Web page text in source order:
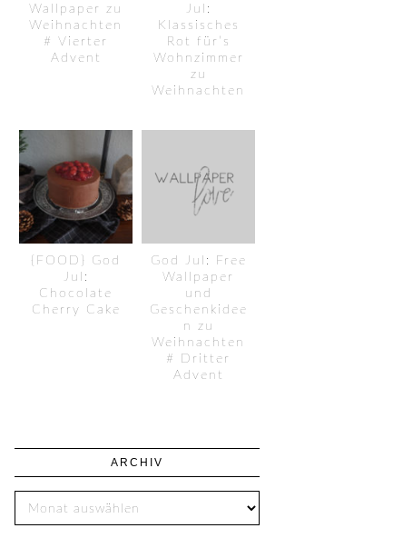
Wallpaper zu
Weihnachten
# Vierter
Advent
Jul:
Klassisches
Rot für’s
Wohnzimmer
zu
Weihnachten
{FOOD} God
Jul:
Chocolate
Cherry Cake
God Jul: Free
Wallpaper
und
Geschenkidee
n zu
Weihnachten
# Dritter
Advent
ARCHIV